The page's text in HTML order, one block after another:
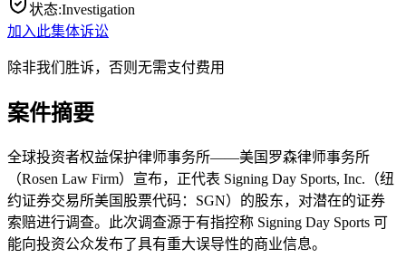
状态:Investigation
加入此集体诉讼
除非我们胜诉，否则无需支付费用
案件摘要
全球投资者权益保护律师事务所——美国罗森律师事务所
（Rosen Law Firm）宣布，正代表 Signing Day Sports, Inc.（纽
约证券交易所美国股票代码：SGN）的股东，对潜在的证券
索赔进行调查。此次调查源于有指控称 Signing Day Sports 可
能向投资公众发布了具有重大误导性的商业信息。